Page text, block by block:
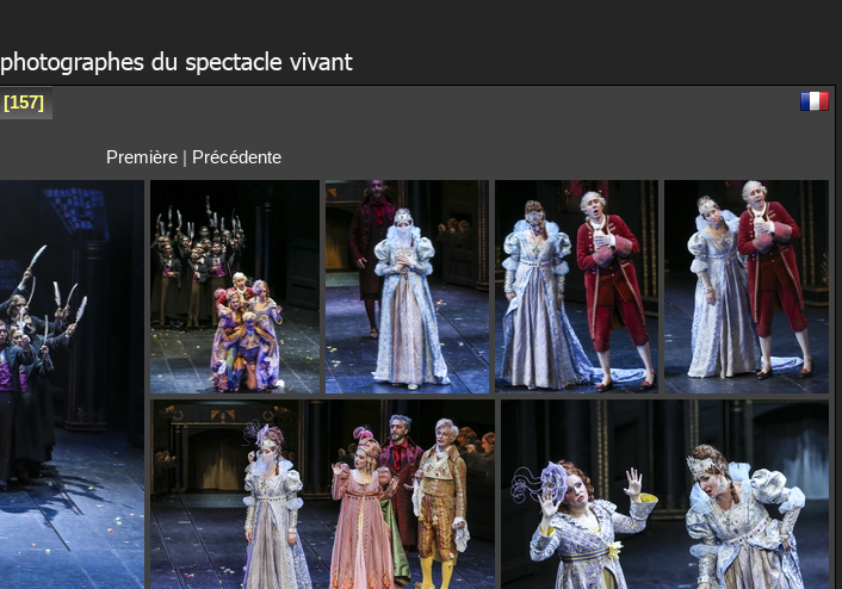
157
Première| Précédente